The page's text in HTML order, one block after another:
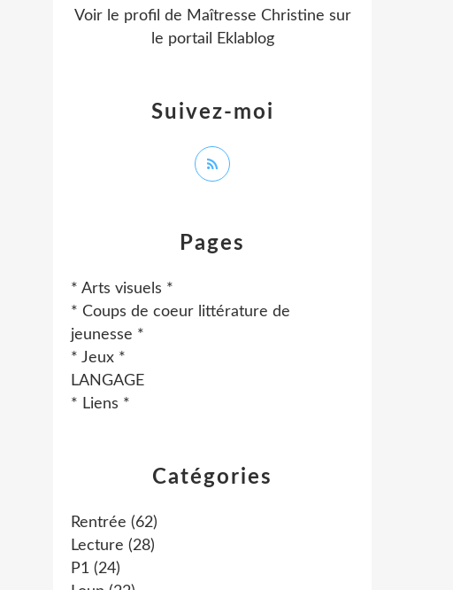
Catégories
Rentrée (62)
Lecture (28)
P1 (24)
Pages
* Arts visuels *
* Coups de coeur littérature de
jeunesse *
* Jeux *
LANGAGE
* Liens *
Suivez-moi
Voir le profil de Maîtresse Christine sur
le portail Eklablog